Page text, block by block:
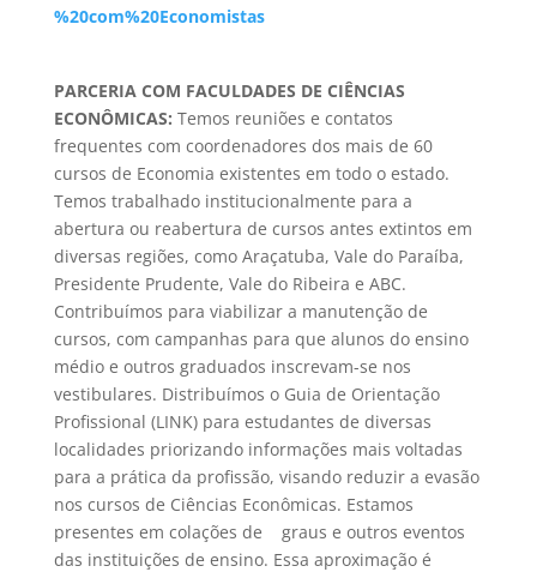
%20com%20Economistas
PARCERIA COM FACULDADES DE CIÊNCIAS
ECONÔMICAS: Temos reuniões e contatos
frequentes com coordenadores dos mais de 60
cursos de Economia existentes em todo o estado.
Temos trabalhado institucionalmente para a
abertura ou reabertura de cursos antes extintos em
diversas regiões, como Araçatuba, Vale do Paraíba,
Presidente Prudente, Vale do Ribeira e ABC.
Contribuímos para viabilizar a manutenção de
cursos, com campanhas para que alunos do ensino
médio e outros graduados inscrevam-se nos
vestibulares. Distribuímos o Guia de Orientação
Profissional (LINK) para estudantes de diversas
localidades priorizando informações mais voltadas
para a prática da profissão, visando reduzir a evasão
nos cursos de Ciências Econômicas. Estamos
presentes em colações de graus e outros eventos
das instituições de ensino. Essa aproximação é